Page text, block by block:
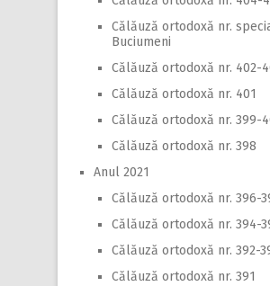
Călăuză ortodoxă nr.
Buciumeni
Călăuză ortodoxă nr. 402-
Călăuză ortodoxă nr. 401
Călăuză ortodoxă nr. 399-
Călăuză ortodoxă nr. 398
Anul 2021
Călăuză ortodoxă nr. 396-
Călăuză ortodoxă nr. 394-
Călăuză ortodoxă nr. 392-
Călăuză ortodoxă nr. 391